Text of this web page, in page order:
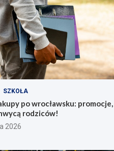
SZKOŁA
po wrocławsku: promocje,
rodziców!
2026